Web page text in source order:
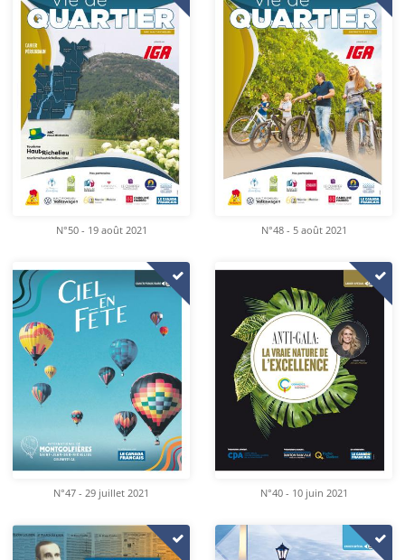
N°50 - 19 août 2021 N°48 - 5 août 2021
N°47 - 29 juillet 2021 N°40 - 10 juin 2021